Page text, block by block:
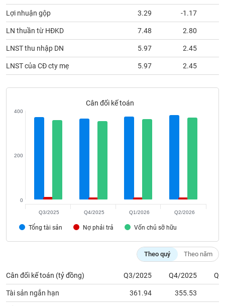
Lợi nhuận gộp 3.29 -1.17
LN thuần từ HĐKD 7.48 2.80
LNST thu nhập DN 5.97 2.45
LNST của CĐ cty mẹ 5.97 2.45
Cân đối kế toán
Tổng tài sản Nợ phải trả Vốn chủ sỡ hữu
0
200
400
Q3/2025 Q4/2025 Q1/2026 Q2/2026
Theo quý Theo năm
Cân đối kế toán (tỷ đồng) Q3/2025 Q4/2025
Tài sản ngắn hạn 361.94 355.53
Thuật
ngữ
(-)
Dịch
vụ
Đào
Công